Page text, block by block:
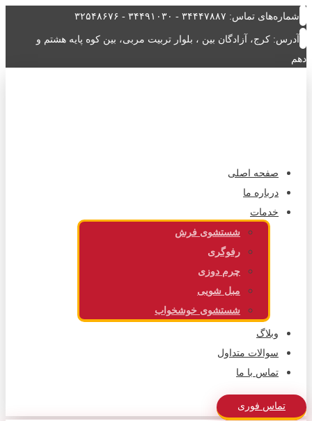
شماره‌های تماس: ۳۴۴۴۷۸۸۷ - ۳۴۴۹۱۰۳۰ - ۳۲۵۴۸۶۷۶
آدرس: کرج، آزادگان بین ، بلوار تربیت مربی، بین کوه پایه هشتم و
دهم
صفحه اصلی
درباره ما
خدمات
شستشوی فرش
رفوگری
چرم دوزی
مبل شویی
شستشوی خوشخواب
وبلاگ
سوالات متداول
تماس با ما
تماس فوری